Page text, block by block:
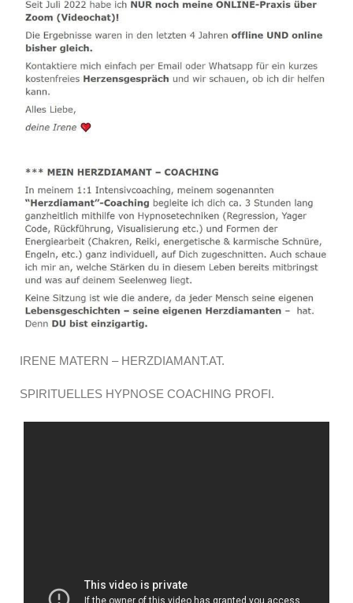
IRENE MATERN – HERZDIAMANT.AT.
SPIRITUELLES HYPNOSE COACHING PROFI.